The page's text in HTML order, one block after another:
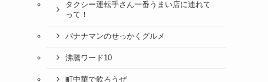
タクシー運転手さん一番うまい店に連れて
って！
バナナマンのせっかくグルメ
沸騰ワード10
町中華で飲ろうぜ